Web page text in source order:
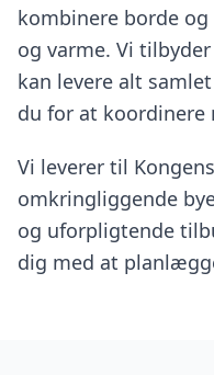
kombinere borde
og varme. Vi
kan levere alt
du for at koordinere
Vi leverer til
omkringliggende
og uforpligtende
dig med at